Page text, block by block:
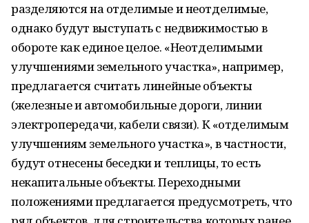
разделяются на отделимые и неотделимые,
однако будут выступать с недвижимостью в
обороте как единое целое. «Неотделимыми
улучшениями земельного участка», например,
предлагается считать линейные объекты
(железные и автомобильные дороги, линии
электропередачи, кабели связи). К «отделимым
улучшениям земельного участка», в частности,
будут отнесены беседки и теплицы, то есть
некапитальные объекты. Переходными
положениями предлагается предусмотреть, что